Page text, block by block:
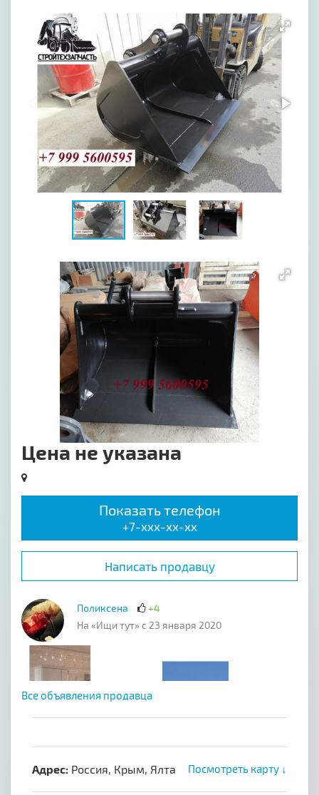
Цена не указана
Показать телефон
+7-xxx-xx-xx
Написать продавцу
Поликсена
+4
На «Ищи тут» с 23 января 2020
Все объявления продавца
Адрес: Россия, Крым, Ялта Посмотреть карту ↓